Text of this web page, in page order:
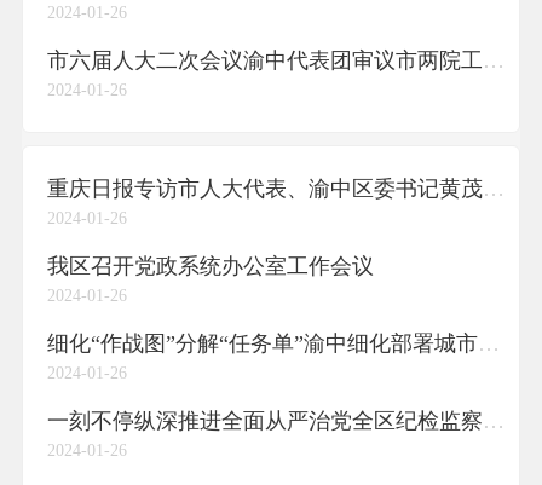
2024-01-26
市六届人大二次会议渝中代表团审议市两院工作报告
2024-01-26
重庆日报专访市人大代表、渝中区委书记黄茂军以全国首批城市更新试点为契机提升中心城区综合发展能级
2024-01-26
我区召开党政系统办公室工作会议
2024-01-26
细化“作战图”分解“任务单”渝中细化部署城市建设和环境保护领域工作
2024-01-26
一刻不停纵深推进全面从严治党全区纪检监察工作高质量发展取得新成效
2024-01-26